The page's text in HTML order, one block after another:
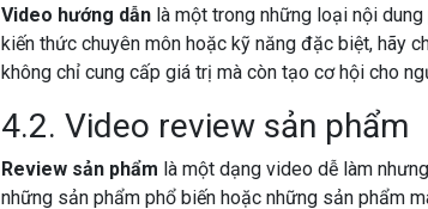
Video hướng dẫnlà một trong những loại nội dung
kiến thức chuyên môn hoặc kỹ năng đặc biệt, hãy
không chỉ cung cấp giá trị mà còn tạo cơ hội cho
4.2. Video review sản phẩm
Review sản phẩm là một dạng video dễ làm
những sản phẩm phổ biến hoặc những sản phẩm